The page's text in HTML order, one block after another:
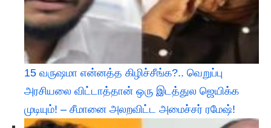
15 வருஷமா என்னத்த கிழிச்சீங்க?.. வெறுப்பு
அரசியலை விட்டாத்தான் ஒரு இடத்துல ஜெயிக்க
முடியும்! – சீமானை அலறவிட்ட அமைச்சர் ரமேஷ்!